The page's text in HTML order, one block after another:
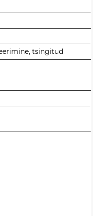
tsingitud